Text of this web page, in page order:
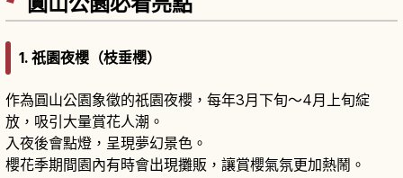
1. 祇園夜櫻（枝垂櫻）
作為圓山公園象徵的祇園夜櫻，每年3月下旬～4月上旬綻
放，吸引大量賞花人潮。
入夜後會點燈，呈現夢幻景色。
櫻花季期間園內有時會出現攤販，讓賞櫻氣氛更加熱鬧。